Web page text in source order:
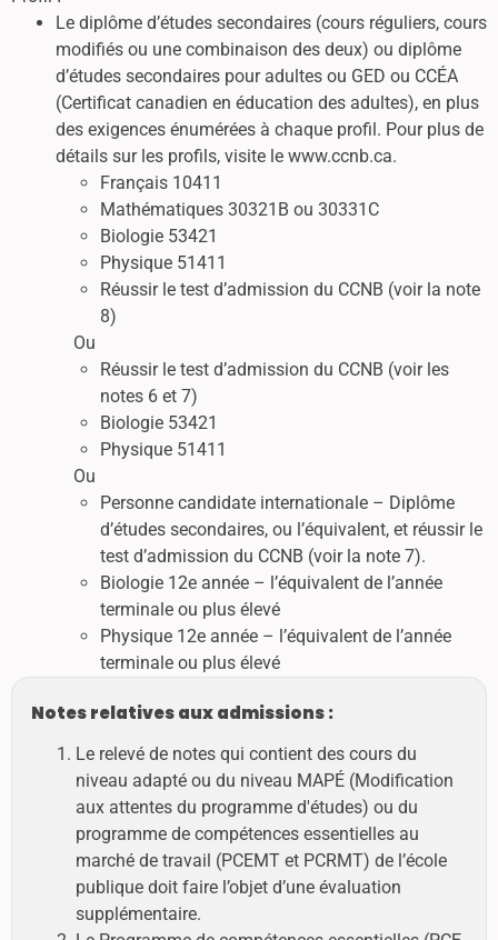
Le diplôme d’études secondaires (cours réguliers, cours
modifiés ou une combinaison des deux) ou diplôme
d’études secondaires pour adultes ou GED ou CCÉA
(Certificat canadien en éducation des adultes), en plus
des exigences énumérées à chaque profil. Pour plus de
détails sur les profils, visite le www.ccnb.ca.
Français 10411
Mathématiques 30321B ou 30331C
Biologie 53421
Physique 51411
Réussir le test d’admission du CCNB (voir la note
8)
Ou
Réussir le test d’admission du CCNB (voir les
notes 6 et 7)
Biologie 53421
Physique 51411
Ou
Personne candidate internationale – Diplôme
d’études secondaires, ou l’équivalent, et réussir le
test d’admission du CCNB (voir la note 7).
Biologie 12e année – l’équivalent de l’année
terminale ou plus élevé
Physique 12e année – l’équivalent de l’année
terminale ou plus élevé
Notes relatives aux admissions :
Le relevé de notes qui contient des cours du
niveau adapté ou du niveau MAPÉ (Modification
aux attentes du programme d'études) ou du
programme de compétences essentielles au
marché de travail (PCEMT et PCRMT) de l’école
publique doit faire l’objet d’une évaluation
supplémentaire.